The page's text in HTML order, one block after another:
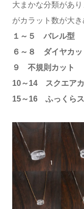
大まかな分類があ
がカラット数が大き
１～５ バレル型
６～８ ダイヤカッ
９ 不規則カット
10～14 スクエアカ
15～16 ふっくらス